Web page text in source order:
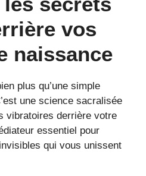
vos
naissance
plus qu’une simple
une science sacralisée
vibratoires derrière votre
essentiel pour
qui vous unissent